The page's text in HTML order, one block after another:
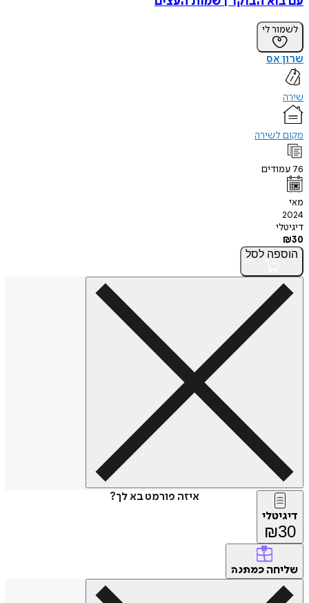
לשמור לי
שרון אס
שירה
מקום לשירה
76 עמודים
מאי
2024
דיגיטלי
₪30
הוספה לסל
איזה פורמט בא לך?
דיגיטלי
₪30
שליחה כמתנה